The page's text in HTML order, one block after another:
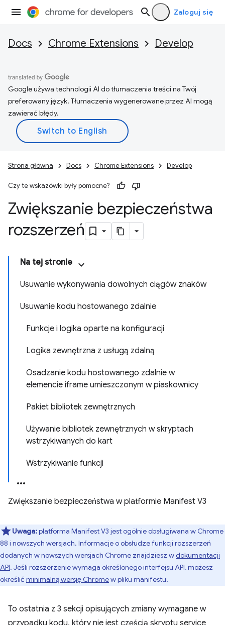
Zaloguj się
Docs Chrome Extensions Develop
Google używa technologii AI do tłumaczenia treści na Twój
preferowany język. Tłumaczenia wygenerowane przez AI mogą
zawierać błędy.
Strona główna Docs Chrome Extensions Develop
Czy te wskazówki były pomocne?
Zwiększanie bezpieczeństwa
rozszerzeń
Na tej stronie
Usuwanie wykonywania dowolnych ciągów znaków
Usuwanie kodu hostowanego zdalnie
Funkcje i logika oparte na konfiguracji
Logika zewnętrzna z usługą zdalną
Osadzanie kodu hostowanego zdalnie w
elemencie iframe umieszczonym w piaskownicy
Pakiet bibliotek zewnętrznych
Używanie bibliotek zewnętrznych w skryptach
wstrzykiwanych do kart
Wstrzykiwanie funkcji
Zwiększanie bezpieczeństwa w platformie Manifest V3
Uwaga:platforma Manifest V3 jest ogólnie obsługiwana w Chrome
88 i nowszych wersjach. Informacje o obsłudze funkcji rozszerzeń
dodanych w nowszych wersjach Chrome znajdziesz wdokumentacji
API. Jeśli rozszerzenie wymaga określonego interfejsu API, możesz
określić minimalną wersję Chromew pliku manifestu.
To ostatnia z 3 sekcji opisujących zmiany wymagane w
przypadku kodu, który nie jest częścią skryptu service